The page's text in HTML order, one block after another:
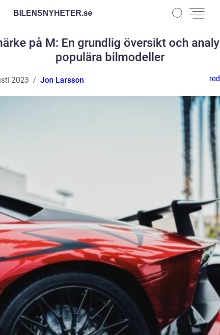
BILENSNYHETER.se
på M: En grundlig översikt och
populära bilmodeller
2023 Jon Larsson